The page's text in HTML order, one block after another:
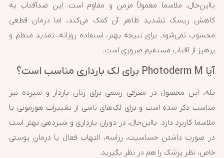
بااین‌حال، ملاسما معمولاً مزمن و مقاوم است. این ضدآفتاب به
کاهش ریسک تشدید ظاهر آن کمک می‌کند، اما درمان قطعی
محسوب نمی‌شود. برای نتیجه بهتر، استفاده روزانه، تمدید منظم و
پرهیز از آفتاب مستقیم ضروری است.
آیا Photoderm M برای لک بارداری مناسب است؟
بله، این محصول در معرفی رسمی برای زنان باردار و شیرده نیز
مناسب ذکر شده است و برای لک‌های ناشی از تغییرات هورمونی یا
ملاسما کاربرد دارد. بااین‌حال، در دوران بارداری و شیردهی بهتر است
در صورت داشتن حساسیت، رزاسه، التهاب فعال یا درمان پوستی
خاص، نظر پزشک را هم در نظر بگیرید.